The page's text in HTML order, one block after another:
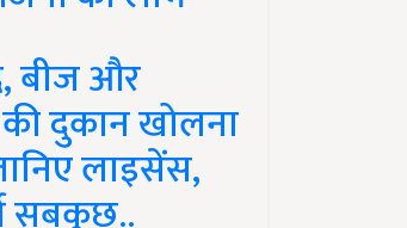
बीज और
दुकान खोलना
लाइसेंस,